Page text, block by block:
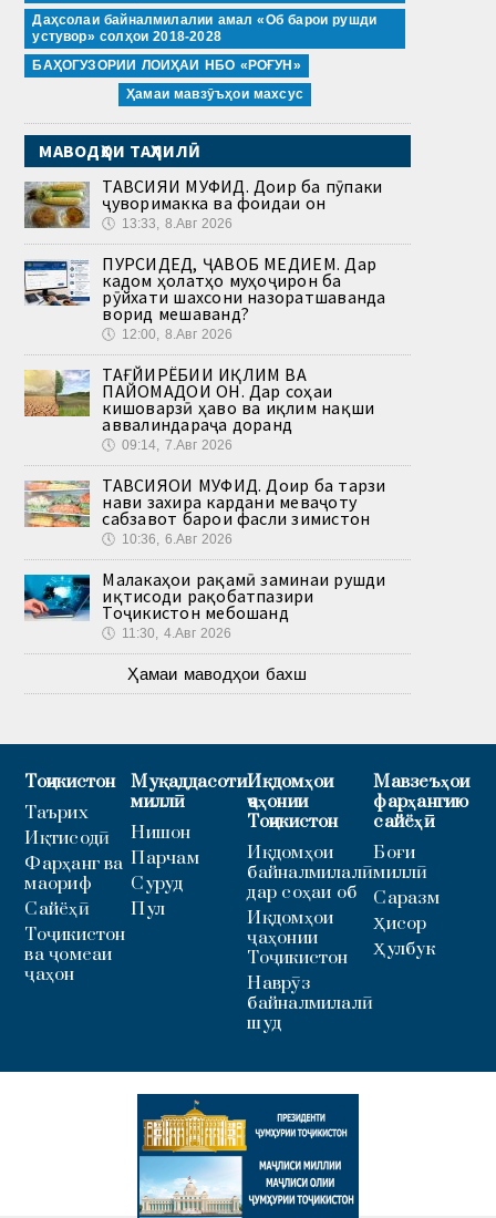
Даҳсолаи байналмилалии амал «Об барои рушди
устувор» солҳои 2018-2028
БАҲОГУЗОРИИ ЛОИҲАИ НБО «РОҒУН»
Ҳамаи мавзӯъҳои махсус
МАВОДҲОИ ТАҲЛИЛӢ
ТАВСИЯИ МУФИД. Доир ба пӯпаки
ҷуворимакка ва фоидаи он
🕔 13:33, 8.Авг 2026
ПУРСИДЕД, ҶАВОБ МЕДИҲЕМ. Дар
кадом ҳолатҳо муҳоҷирон ба
рӯйхати шахсони назоратшаванда
ворид мешаванд?
🕔 12:00, 8.Авг 2026
ТАҒЙИРЁБИИ ИҚЛИМ ВА
ПАЙОМАДҲОИ ОН. Дар соҳаи
кишоварзӣ ҳаво ва иқлим нақши
аввалиндараҷа доранд
🕔 09:14, 7.Авг 2026
ТАВСИЯҲОИ МУФИД. Доир ба тарзи
нави захира кардани меваҷоту
сабзавот барои фасли зимистон
🕔 10:36, 6.Авг 2026
Малакаҳои рақамӣ заминаи рушди
иқтисоди рақобатпазири
Тоҷикистон мебошанд
🕔 11:30, 4.Авг 2026
Ҳамаи маводҳои бахш
Тоҷикистон
Таърих
Иқтисодӣ
Фарҳанг ва
маориф
Сайёҳӣ
Тоҷикистон
ва ҷомеаи
ҷаҳон
Муқаддасоти
миллӣ
Нишон
Парчам
Суруд
Пул
Иқдомҳои
ҷаҳонии
Тоҷикистон
Иқдомҳои
байналмилалӣ
дар соҳаи об
Иқдомҳои
ҷаҳонии
Тоҷикистон
Наврӯз
байналмилалӣ
шуд
Мавзеъҳои
фарҳангию
сайёҳӣ
Боғи
миллӣ
Саразм
Ҳисор
Ҳулбук